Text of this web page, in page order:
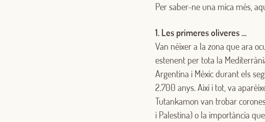
Per saber-ne una mica més,
1. Les primeres oliveres …
Van néixer a la zona que ara
estenent per tota la
Argentina i Mèxic durant els
2.700 anys. Així i tot, va
Tutankamon van trobar
i Palestina) o la importància